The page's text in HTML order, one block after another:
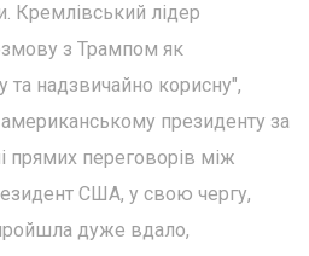
Кремлівський лідер
з Трампом як
та надзвичайно корисну",
президенту за
прямих переговорів між
США, у свою чергу,
дуже вдало,